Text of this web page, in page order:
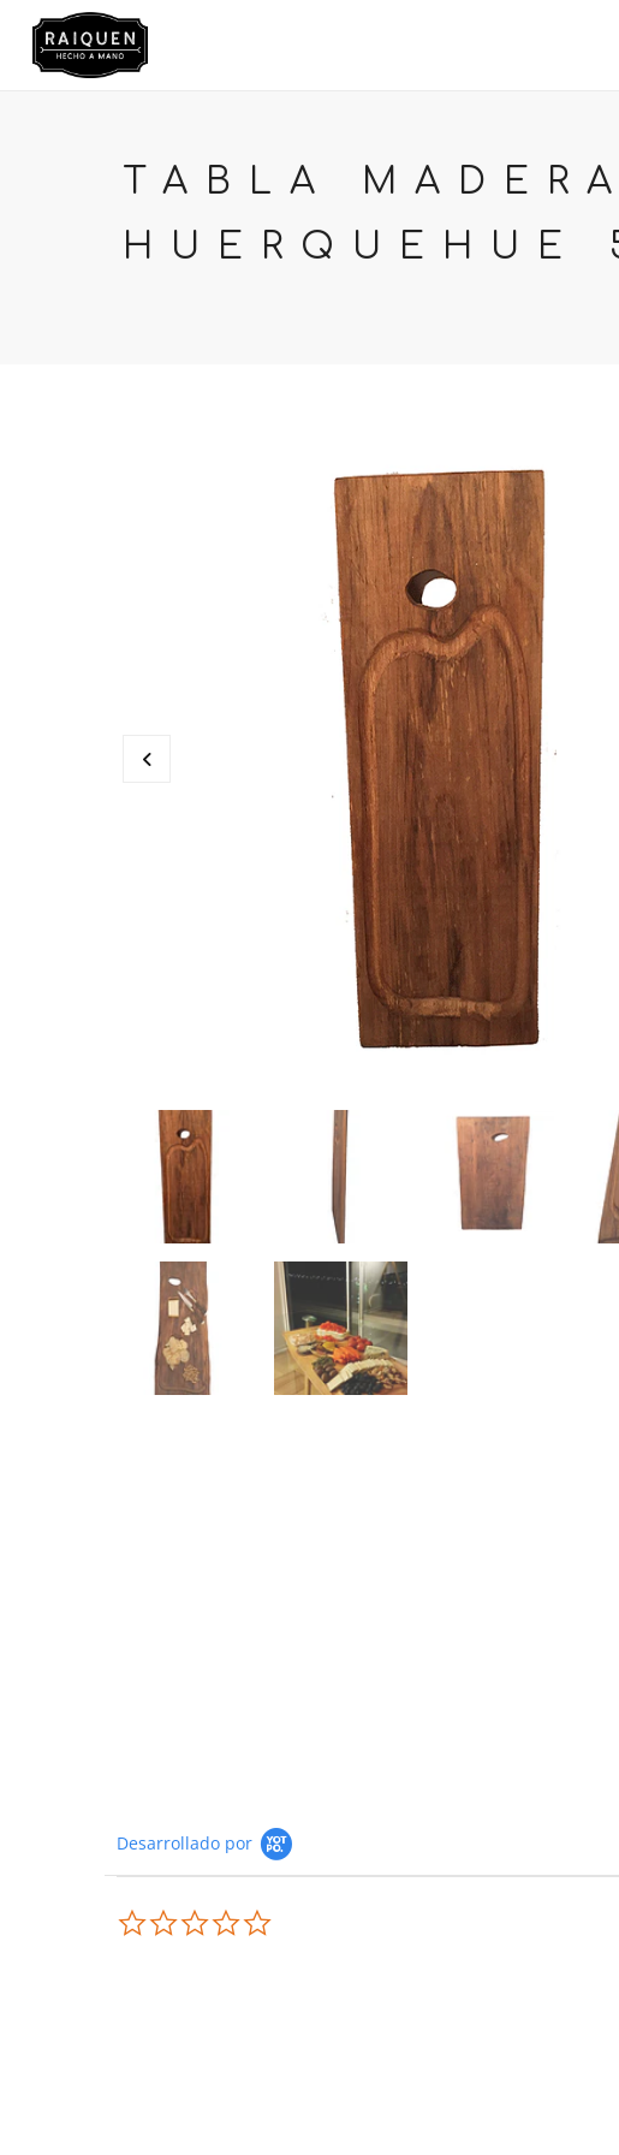
TABLA MADERA
HUERQUEHUE
Desarrollado por